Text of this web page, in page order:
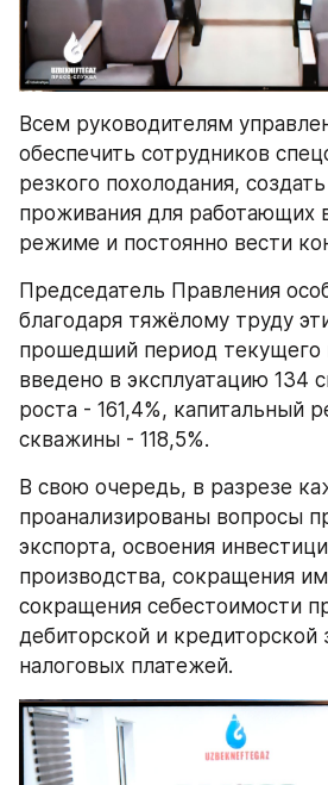
Всем руководителям
обеспечить сотрудников
резкого похолодания,
проживания для работающих
режиме и постоянно вести
Председатель Правления
благодаря тяжёлому труду
прошедший период текущего
введено в эксплуатацию 134
роста - 161,4%, капитальный
скважины - 118,5%.
В свою очередь, в разрезе
проанализированы вопросы
экспорта, освоения
производства, сокращения
сокращения себестоимости
дебиторской и кредиторской
налоговых платежей.